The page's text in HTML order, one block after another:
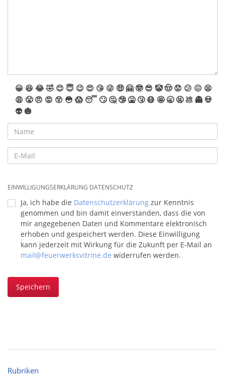
😀 😆 😂🤣 😊 😇 😉 😍 😘 😜 🤑 🤗 🤓 😎 🤡🤠 😟 😕 😖 😫
😩 😤 😠 😡 😲 😳 😱 😴 🙄 🤔 🤥 🤮 🤧 😷 🤩 🥱 🤬 💩 👻 💀
👽 🎃
EINWILLIGUNGSERKLÄRUNG DATENSCHUTZ
Ja, ich habe die Datenschutzerklärung zur Kenntnis
genommen und bin damit einverstanden, dass die von
mir angegebenen Daten und Kommentare elektronisch
erhoben und gespeichert werden. Diese Einwilligung
kann jederzeit mit Wirkung für die Zukunft per E-Mail an
mail@feuerwerksvitrine.de widerrufen werden.
Speichern
Rubriken